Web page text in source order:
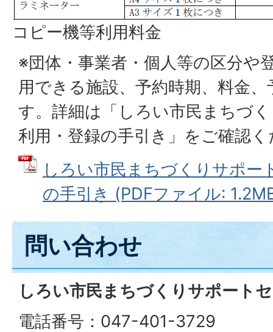
コピー機等利用料金
※団体・事業者・個人等の区分や
用できる施設、予約時期、料金
す。詳細は「しろい市民まちづ
利用・登録の手引き」をご確認
しろい市民まちづくりサポー
の手引き (PDFファイル:
問い合わせ
しろい市民まちづくりサポート
電話番号：047-401-3729